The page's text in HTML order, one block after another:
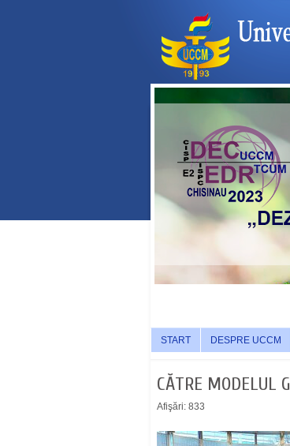
START DESPRE UCCM
CĂTRE MODELUL
Afişări: 833